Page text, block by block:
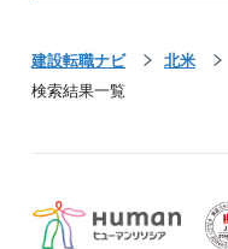
建設転職ナビ 北米
検索結果一覧